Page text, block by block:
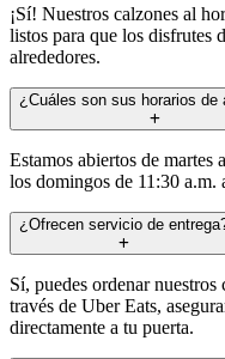
¡Sí! Nuestros calzones al
listos para que los disfrutes
alrededores.
¿Cuáles son sus horarios de
Estamos abiertos de martes
los domingos de 11:30 a.m.
¿Ofrecen servicio de
Sí, puedes ordenar
través de Uber Eats,
directamente a tu puerta.